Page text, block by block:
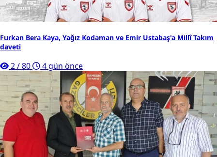
Furkan Bera Kaya, Yağız Kodaman ve Emir Ustabaş'a Millî Takım
daveti
2/80 4 gün önce